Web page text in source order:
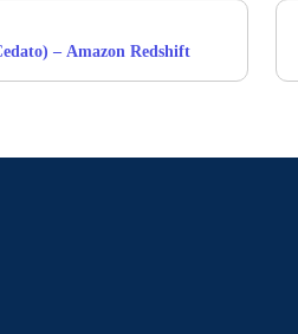
– Amazon Redshift